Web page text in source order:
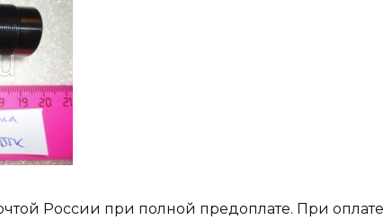
России при полной предоплате. При оплате